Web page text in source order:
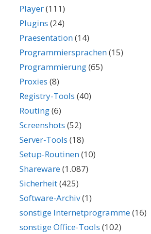
Player(111)
Plugins (24)
Praesentation(14)
Programmiersprachen(15)
Programmierung(65)
Proxies (8)
Registry-Tools (40)
Routing(6)
Screenshots (52)
Server-Tools (18)
Setup-Routinen(10)
Shareware(1.087)
Sicherheit(425)
Software-Archiv(1)
sonstige Internetprogramme(16)
sonstige Office-Tools (102)